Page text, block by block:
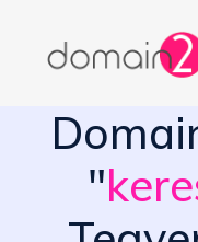
"